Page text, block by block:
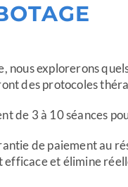
nous explorerons
des protocoles
de 3 à 10 séances
de paiement au
efficace et élimine